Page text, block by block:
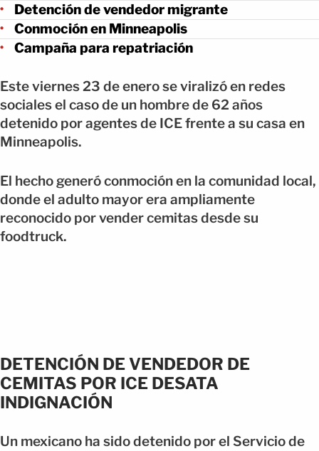
Detención de vendedor migrante
Conmoción en Minneapolis
Campaña para repatriación
Este viernes 23 de enero se viralizó en redes
sociales el caso de un hombre de 62 años
detenido por agentes de ICE frente a su casa en
Minneapolis.
El hecho generó conmoción en la comunidad local,
donde el adulto mayor era ampliamente
reconocido por vender cemitas desde su
foodtruck.
DETENCIÓN DE VENDEDOR DE
CEMITAS POR ICE DESATA
INDIGNACIÓN
Un mexicano ha sido detenido por el Servicio de